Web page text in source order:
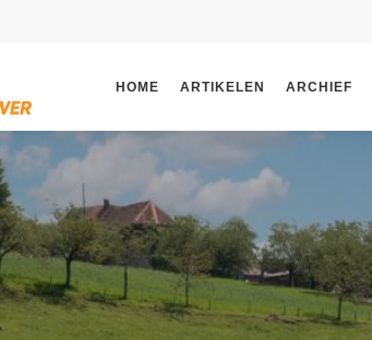
HOME ARTIKELEN ARCHIEF